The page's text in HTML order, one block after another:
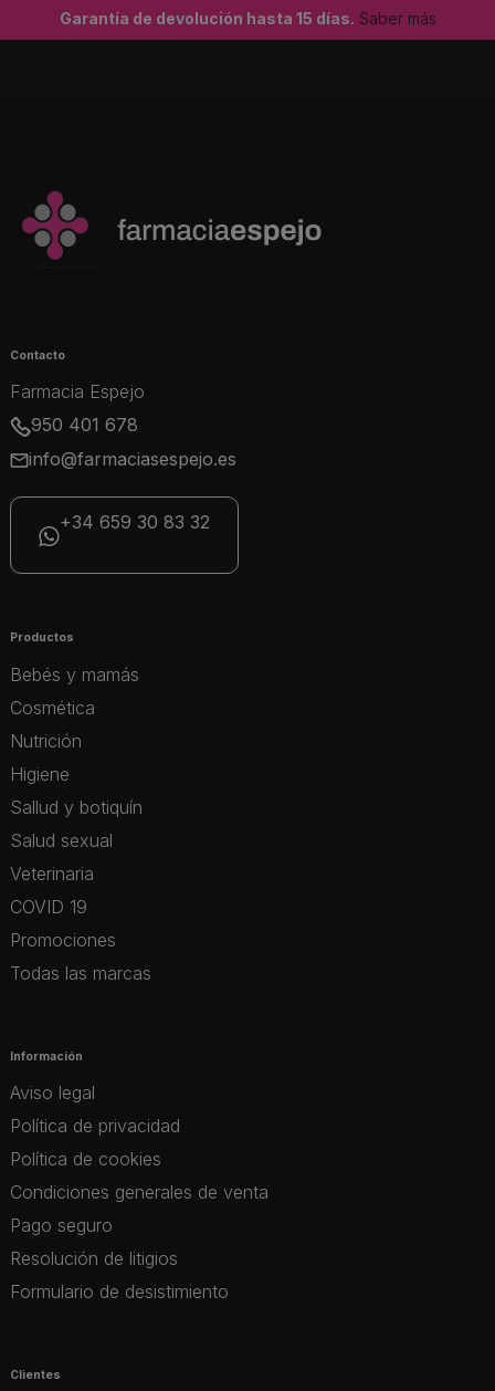
Garantía de devolución hasta 15 días. Saber más
Contacto
Farmacia Espejo
950 401 678
info@farmaciasespejo.es
+34 659 30 83 32
Productos
Bebés y mamás
Cosmética
Nutrición
Higiene
Sallud y botiquín
Salud sexual
Veterinaria
COVID 19
Promociones
Todas las marcas
Información
Aviso legal
Política de privacidad
Política de cookies
Condiciones generales de venta
Pago seguro
Resolución de litigios
Formulario de desistimiento
Clientes